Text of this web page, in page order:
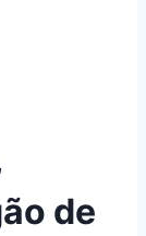
de